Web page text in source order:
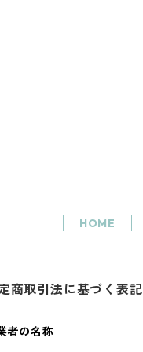
HOME
商取引法に基づく表記
者の名称